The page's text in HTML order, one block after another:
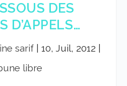
DES
D’APPELS…
sarif 10, Juil, 2012
libre